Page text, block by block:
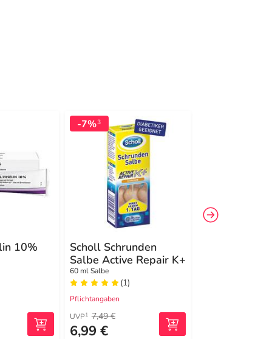
10%
-7%3
Scholl Schrunden
Salbe Active Repair K+
60 ml Salbe
(1)
Pflichtangaben
UVP1 7,49 €
6,99 €